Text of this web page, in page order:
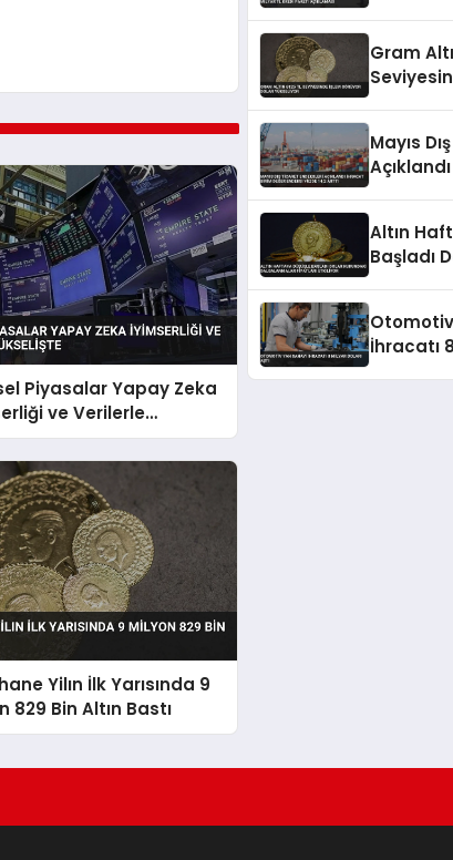
Piyasalar Yapay Zeka
ve Verilerle
Yilın İlk Yarısında 9
829 Bin Altın Bastı
Gram
Mayıs
Altın
Başladı
İhracatı